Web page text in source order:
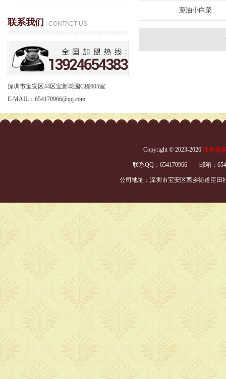
联系我们 | CONTACT US
深圳市宝安区44区宝新花园C栋605室
E-MAIL：654170966@qq.com
葱油小白菜
Copyright © 2023-2026 深圳德
联系QQ：654170966 邮箱：
公司地址：深圳市宝安区西乡街道臣